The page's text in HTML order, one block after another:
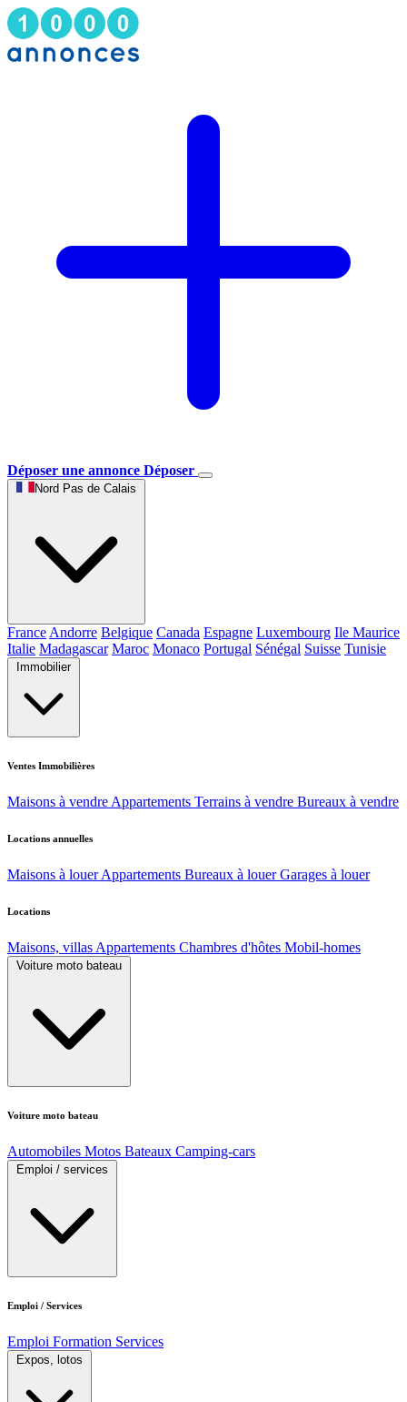
Déposer une annonce Déposer
Nord Pas de Calais
France Andorre Belgique Canada Espagne Luxembourg Ile Maurice
Italie Madagascar Maroc Monaco Portugal Sénégal Suisse Tunisie
Immobilier
Ventes Immobilières
Maisons à vendre Appartements Terrains à vendre Bureaux à vendre
Locations annuelles
Maisons à louer Appartements Bureaux à louer Garages à louer
Locations
Maisons, villas Appartements Chambres d'hôtes Mobil-homes
Voiture moto bateau
Voiture moto bateau
Automobiles Motos Bateaux Camping-cars
Emploi / services
Emploi / Services
Emploi Formation Services
Expos, lotos